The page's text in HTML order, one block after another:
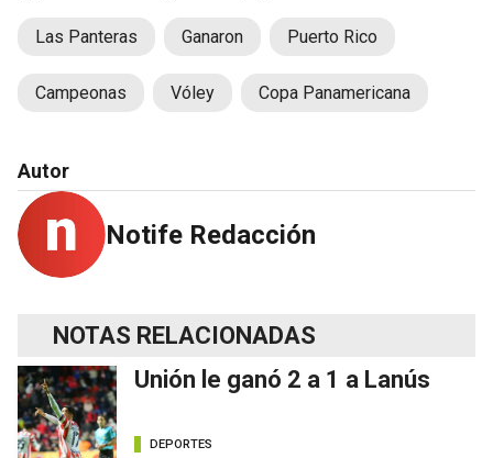
Las Panteras Ganaron Puerto Rico
Campeonas Vóley Copa Panamericana
Autor
Notife Redacción
NOTAS RELACIONADAS
Unión le ganó 2 a 1 a Lanús
DEPORTES